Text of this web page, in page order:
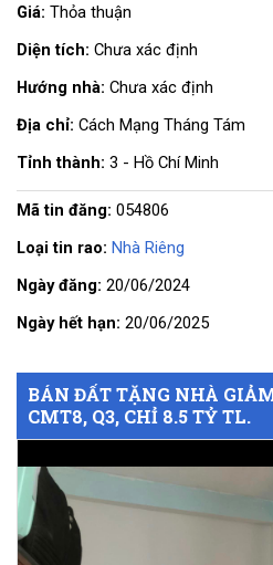
BÁN ĐẤT TẶNG NHÀ
CMT8, Q3, CHỈ 8.5 TỶ TL.
Giá: Thỏa thuận
Diện tích: Chưa xác định
Hướng nhà: Chưa xác định
Địa chỉ: Cách Mạng Tháng Tám
Tỉnh thành: 3 - Hồ Chí Minh
Mã tin đăng: 054806
Loại tin rao: Nhà Riêng
Ngày đăng: 20/06/2024
Ngày hết hạn: 20/06/2025